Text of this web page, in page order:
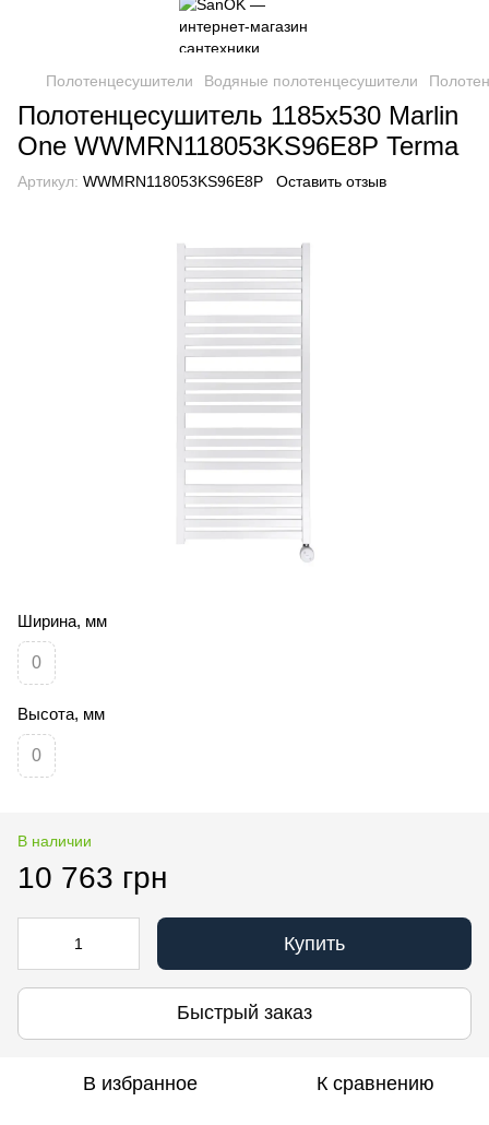
Полотенцесушители Водяные полотенцесушители
Полотенцесушитель 1185x530 Marlin
One WWMRN118053KS96E8P Terma
Артикул: WWMRN118053KS96E8P Оставить отзыв
Ширина, мм
0
Высота, мм
0
В наличии
10 763 грн
Купить
Быстрый заказ
В избранное К сравнению